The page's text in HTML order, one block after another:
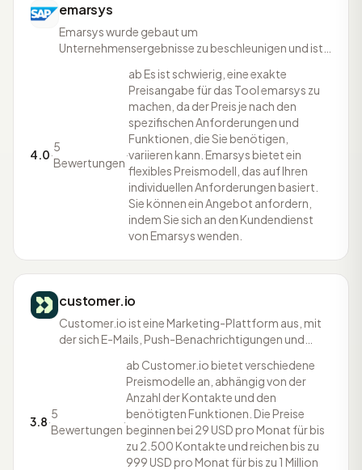
emarsys
Emarsys wurde gebaut um
Unternehmensergebnisse zu beschleunigen und ist
E-Commerce und die einzige Omnichannel
Customer Engagement Plattform. Die Cloud
ermöglicht echte persönliche Interaktionen
zwischen Anbieter und Kunde über alle Kanäle und
baut
4.0·
5
Bewertungen
·
ab Es ist schwierig, eine exakte
Preisangabe für das Tool emarsys zu
machen, da der Preis je nach den
spezifischen Anforderungen und
Funktionen, die Sie benötigen,
variieren kann. Emarsys bietet ein
flexibles Preismodell, das auf Ihren
individuellen Anforderungen basiert.
Sie können ein Angebot anfordern,
indem Sie sich an den Kundendienst
von Emarsys wenden.
customer.io
Customer.io ist eine Marketing-Plattform aus, mit
der sich E-Mails, Push-Benachrichtigungen und
versenden lassen. Das Tool bietet folgende
Features: die flexible Integration von Daten, eine
umfassende Segmentierung, Workflow-
Automatisierungen und Message-Edito
3.8·
5
Bewertungen
·
ab Customer.io bietet verschiedene
Preismodelle an, abhängig von der
Anzahl der Kontakte und den
benötigten Funktionen. Die Preise
beginnen bei 29 USD pro Monat für bis
zu 2.500 Kontakte und reichen bis zu
999 USD pro Monat für bis zu 1 Million